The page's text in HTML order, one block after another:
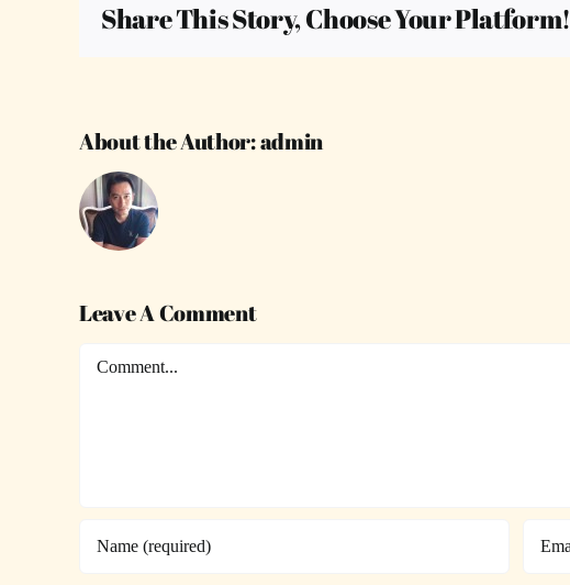
Share This Story, Choose Your Platform!
About the Author:admin
Leave A Comment
Comment